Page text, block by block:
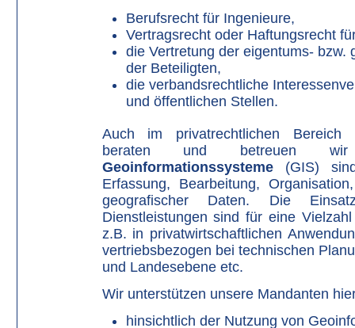
Berufsrecht für Ingenieure,
Vertragsrecht oder Haftungsrecht
die Vertretung der eigentums- bzw.
der Beteiligten,
die verbandsrechtliche
und öffentlichen Stellen.
Auch im privatrechtlichen
beraten und betreuen wir
Geoinformationssysteme(GIS) sind
Erfassung, Bearbeitung,
geografischer Daten. Die
Dienstleistungen sind für eine
z.B. in privatwirtschaftlichen
vertriebsbezogen bei technischen
und Landesebene etc.
Wir unterstützen unsere Mandanten
hinsichtlich der Nutzung von